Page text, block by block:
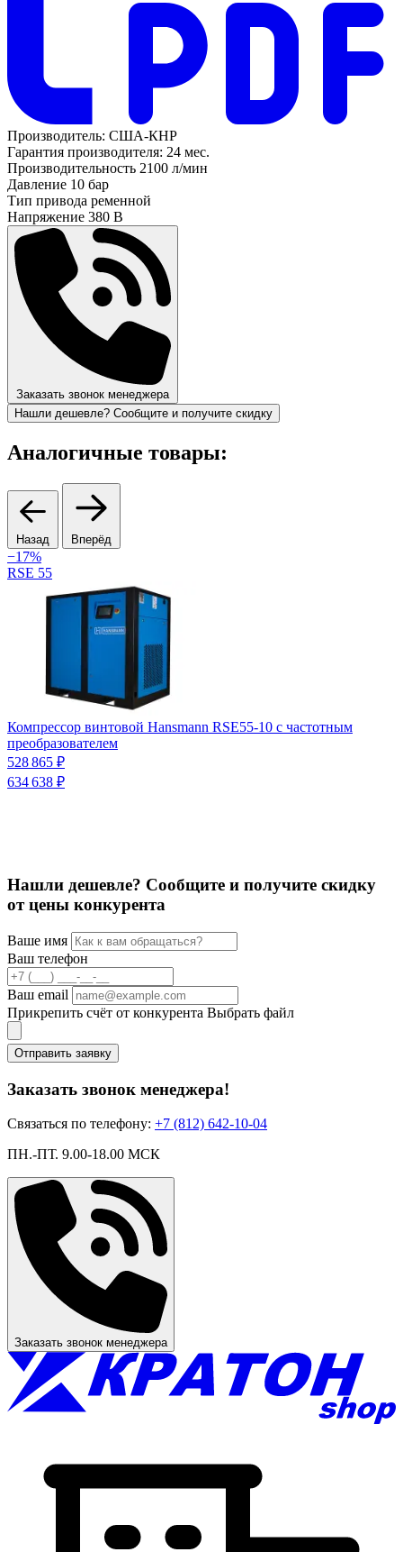
Производитель: США-КНР
Гарантия производителя: 24 мес.
Производительность 2100 л/мин
Давление 10 бар
Тип привода ременной
Напряжение 380 В
Заказать звонок менеджера
Нашли дешевле? Сообщите и получите скидку
Аналогичные товары:
Назад Вперёд
−17%
RSE 55
Компрессор винтовой Hansmann RSE55-10 с частотным
преобразователем
528 865 ₽
634 638 ₽
Нашли дешевле? Сообщите и получите скидку
от цены конкурента
Ваше имя
Ваш телефон
Ваш email
Прикрепить счёт от конкурента Выбрать файл
Отправить заявку
Заказать звонок менеджера!
Связаться по телефону: +7 (812) 642-10-04
ПН.-ПТ. 9.00-18.00 МСК
Заказать звонок менеджера